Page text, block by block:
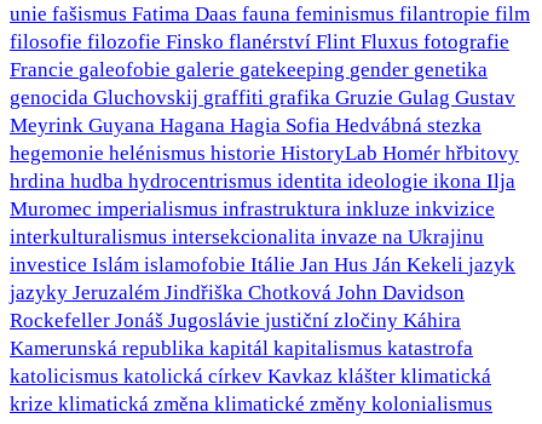
unie fašismus Fatima Daas fauna feminismus filantropie film
filosofie filozofie Finsko flanérství Flint Fluxus fotografie
Francie galeofobie galerie gatekeeping gender genetika
genocida Gluchovskij graffiti grafika Gruzie Gulag Gustav
Meyrink Guyana Hagana Hagia Sofia Hedvábná stezka
hegemonie helénismus historie HistoryLab Homér hřbitovy
hrdina hudba hydrocentrismus identita ideologie ikona Ilja
Muromec imperialismus infrastruktura inkluze inkvizice
interkulturalismus intersekcionalita invaze na Ukrajinu
investice Islám islamofobie Itálie Jan Hus Ján Kekeli jazyk
jazyky Jeruzalém Jindřiška Chotková John Davidson
Rockefeller Jonáš Jugoslávie justiční zločiny Káhira
Kamerunská republika kapitál kapitalismus katastrofa
katolicismus katolická církev Kavkaz klášter klimatická
krize klimatická změna klimatické změny kolonialismus